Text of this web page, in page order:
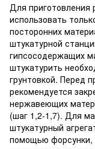
Для приготовления
использовать
посторонних
штукатурной
гипсосодержащих
штукатурить
грунтовкой. Перед
рекомендуется
нержавеющих
(шаг 1,2-1,7). Для
штукатурный
помощью форсунки,